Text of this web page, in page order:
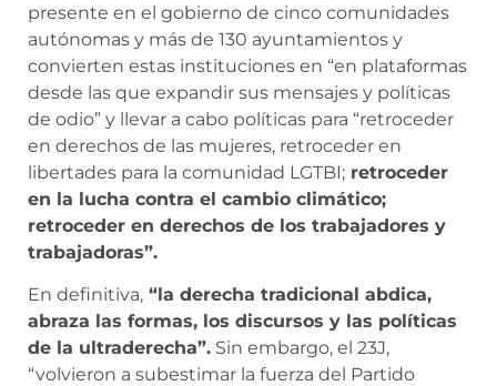
presente en el gobierno de cinco comunidades
autónomas y más de 130 ayuntamientos y
convierten estas instituciones en “en plataformas
desde las que expandir sus mensajes y políticas
de odio” y llevar a cabo políticas para “retroceder
en derechos de las mujeres, retroceder en
libertades para la comunidad LGTBI; retroceder
en la lucha contra el cambio climático;
retroceder en derechos de los trabajadores y
trabajadoras”.
En definitiva, “la derecha tradicional abdica,
abraza las formas, los discursos y las políticas
de la ultraderecha”. Sin embargo, el 23J,
“volvieron a subestimar la fuerza del Partido